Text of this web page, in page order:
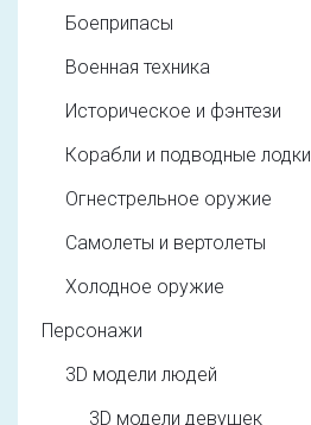
Боеприпасы
Военная техника
Историческое и фэнтези
Корабли и подводные лодки
Огнестрельное оружие
Самолеты и вертолеты
Холодное оружие
Персонажи
3D модели людей
3D модели девушек